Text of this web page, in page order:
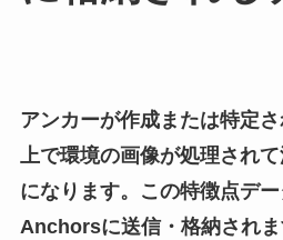
アンカーが作成または特定
上で環境の画像が処理され
になります。この特徴点デ
Anchorsに送信・格納されま